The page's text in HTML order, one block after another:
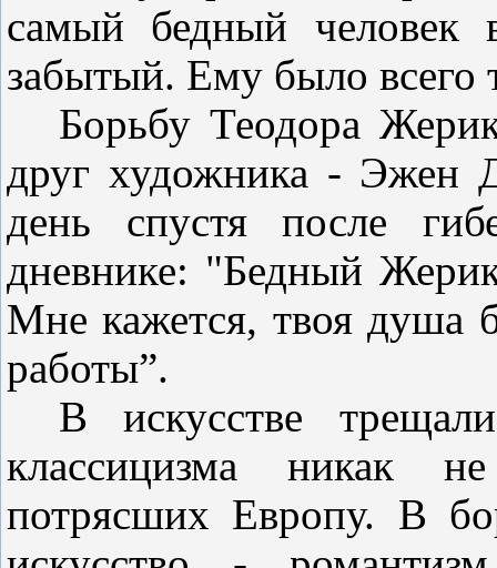
самый бедный человек
забытый. Ему было всего
Борьбу Теодора
друг художника - Эжен
день спустя после
дневнике: "Бедный
Мне кажется, твоя душа
работы”.
В искусстве
классицизма никак
потрясших Европу. В